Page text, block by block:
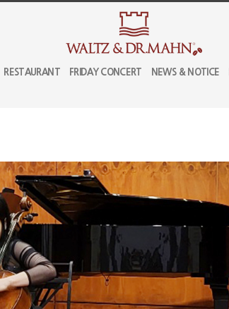
RESTAURANT FRIDAY CONCERT NEWS & NOTICE